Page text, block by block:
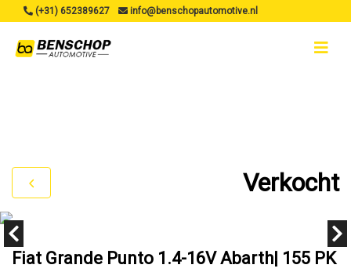
(+31) 652389627 info@benschopautomotive.nl
Verkocht
Fiat Grande Punto 1.4-16V Abarth| 155 PK